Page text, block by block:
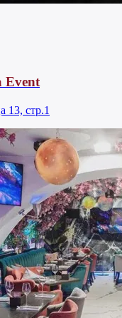
Event
13, стр.1